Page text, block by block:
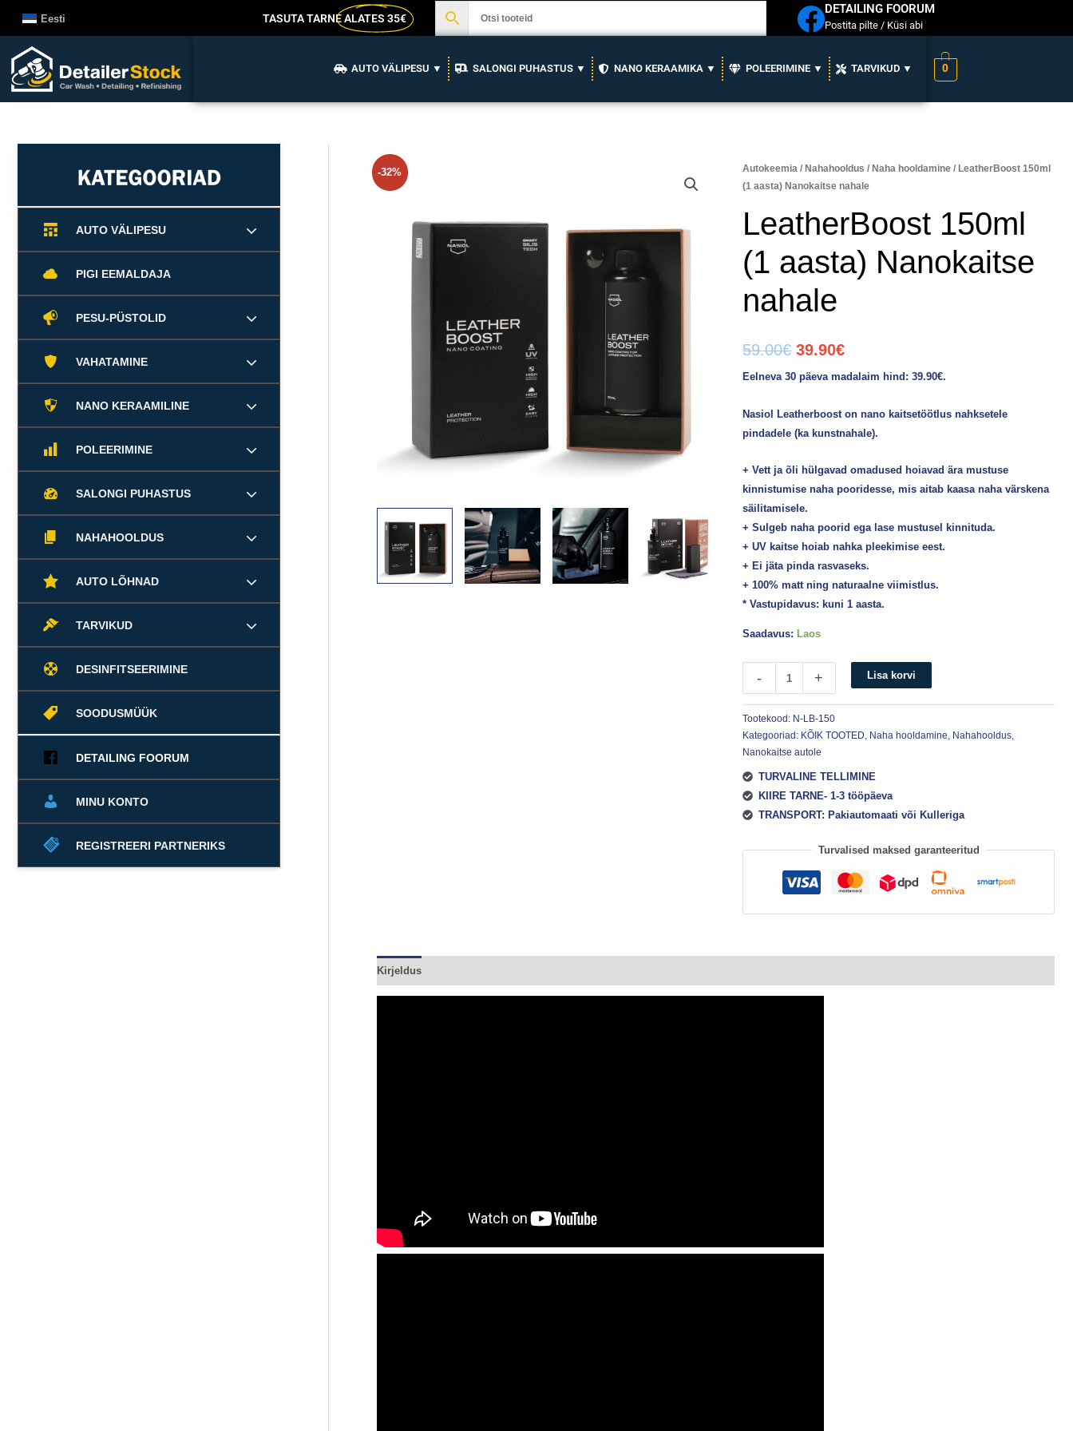
juurde
Eesti TASUTA TARNEALATES 35€
DETAILING FOORUM
Postita pilte / Küsi abi
AUTO VÄLIPESU ▼ SALONGI PUHASTUS ▼ NANO KERAAMIKA ▼ POLEERIMINE ▼ TARVIKUD ▼ 0
AUTO VÄLIPESU
PIGI EEMALDAJA
PESU-PÜSTOLID
VAHATAMINE
NANO KERAAMILINE
POLEERIMINE
SALONGI PUHASTUS
NAHAHOOLDUS
AUTO LÕHNAD
TARVIKUD
DESINFITSEERIMINE
SOODUSMÜÜK
DETAILING FOORUM
MINU KONTO
REGISTREERI PARTNERIKS
-32% Autokeemia / Nahahooldus / Naha hooldamine / LeatherBoost 150ml
(1 aasta) Nanokaitse nahale
LeatherBoost 150ml
(1 aasta) Nanokaitse
nahale
59.00€
Algne
oli:
59.00€.
39.90€
Praegune
on:
39.90€.
Eelneva 30 päeva madalaim hind:39.90€.
Nasiol Leatherboost on nano kaitsetöötlus nahksetele
pindadele (ka kunstnahale).
+ Vett ja õli hülgavad omadused hoiavad ära mustuse
kinnistumise naha pooridesse, mis aitab kaasa naha värskena
säilitamisele.
+ Sulgeb naha poorid ega lase mustusel kinnituda.
+ UV kaitse hoiab nahka pleekimise eest.
+ Ei jäta pinda rasvaseks.
+ 100% matt ning naturaalne viimistlus.
* Vastupidavus: kuni 1 aasta.
Saadavus: Laos
-
LeatherBoost
150ml
aasta)
nahale
kogus
+ Lisa korvi
Tootekood: N-LB-150
Kategooriad: KÕIK TOOTED Naha hooldamine Nahahooldus
Nanokaitse autole
TURVALINE TELLIMINE
KIIRE TARNE- 1-3 tööpäeva
TRANSPORT: Pakiautomaati või Kulleriga
Turvalised maksed garanteeritud
Kirjeldus